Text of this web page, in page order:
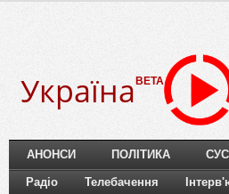
Україна BETA
АНОНСИ ПОЛІТИКА
Радіо Телебачення